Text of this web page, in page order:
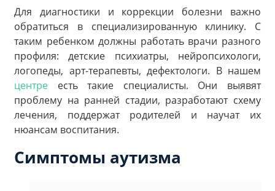
Для диагностики и коррекции болезни важно
обратиться в специализированную клинику. С
таким ребенком должны работать врачи разного
профиля: детские психиатры, нейропсихологи,
логопеды, арт-терапевты, дефектологи. В нашем
центре есть такие специалисты. Они выявят
проблему на ранней стадии, разработают схему
лечения, поддержат родителей и научат их
нюансам воспитания.
Симптомы аутизма